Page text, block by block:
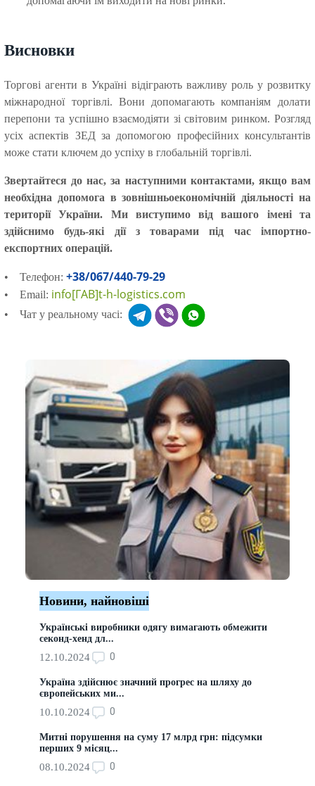
Висновки
Торгові агенти в Україні відіграють важливу роль у розвитку
міжнародної торгівлі. Вони допомагають компаніям долати
перепони та успішно взаємодіяти зі світовим ринком. Розгляд
усіх аспектів ЗЕД за допомогою професійних консультантів
може стати ключем до успіху в глобальній торгівлі.
Звертайтеся до нас, за наступними контактами, якщо вам
необхідна допомога в зовнішньоекономічній діяльності на
території України. Ми виступимо від вашого імені та
здійснимо будь-які дії з товарами під час імпортно-
експортних операцій.
• Телефон:+38/067/440-79-29
• Email: info[ГАВ]t-h-logistics.com
• Чат у реальному часі:
Новини, найновіші
Українські виробники одягу вимагають обмежити
секонд-хенд дл...
12.10.2024 0
Україна здійснює значний прогрес на шляху до
європейських ми...
10.10.2024 0
Митні порушення на суму 17 млрд грн: підсумки
перших 9 місяц...
08.10.2024 0